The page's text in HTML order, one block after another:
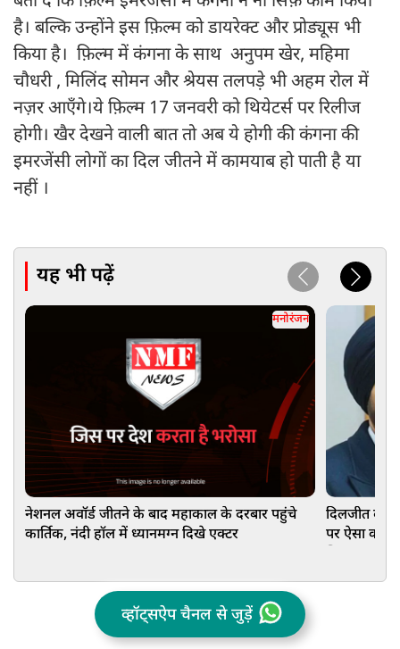
है। बल्कि उन्होंने इस फ़िल्म को डायरेक्ट और प्रोड्यूस भी
किया है। फ़िल्म में कंगना के साथ अनुपम खेर, महिमा
चौधरी , मिलिंद सोमन और श्रेयस तलपड़े भी अहम रोल में
नज़र आएँगे।ये फ़िल्म 17 जनवरी को थियेटर्स पर रिलीज
होगी। खैर देखने वाली बात तो अब ये होगी की कंगना की
इमरजेंसी लोगों का दिल जीतने में कामयाब हो पाती है या
नहीं ।
यह भी पढ़ें
मनोरंजन
नेशनल अवॉर्ड जीतने के बाद महाकाल के दरबार पहुंचे
कार्तिक, नंदी हॉल में ध्यानमग्न दिखे एक्टर
दिलजीत
पर ऐसा क्या
व्हॉट्सऐप चैनल से जुड़ें